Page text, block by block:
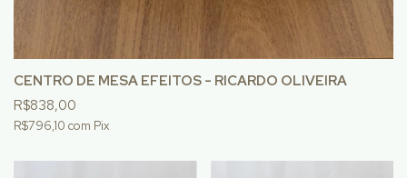
CENTRO DE MESA EFEITOS - RICARDO OLIVEIRA
R$838,00
R$796,10 com Pix